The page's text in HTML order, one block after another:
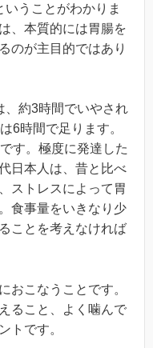
うことがわかりま
、本質的には胃腸を
のが主目的ではあり
、約3時間でいやされ
6時間で足ります。
す。極度に発達した
日本人は、昔と比べ
ストレスによって胃
食事量をいきなり少
ことを考えなければ
おこなうことです。
ること、よく噛んで
トです。